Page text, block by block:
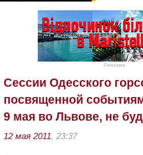
Реклама
Сессии Одесского
посвященной
9 мая во Львове, не
12 мая 2011, 23:37